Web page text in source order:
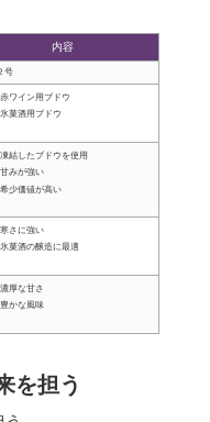
内容
号
赤ワイン用ブドウ
氷菓酒用ブドウ
凍結したブドウを使用
甘みが強い
希少価値が高い
寒さに強い
氷菓酒の醸造に最適
濃厚な甘さ
豊かな風味
を担う